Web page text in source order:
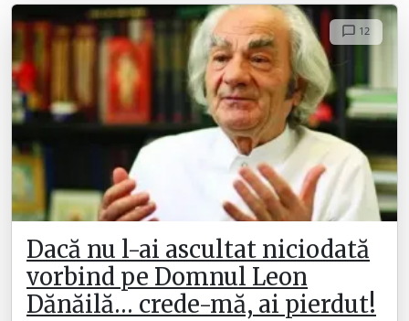
12
Dacă nu l-ai ascultat niciodată
vorbind pe Domnul Leon
Dănăilă… crede-mă, ai pierdut!